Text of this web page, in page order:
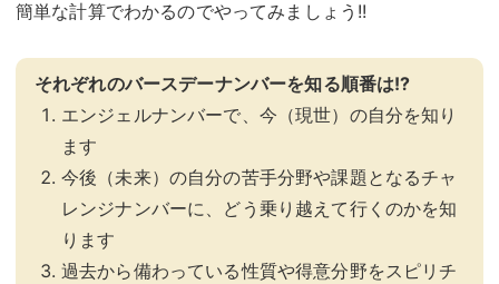
簡単な計算でわかるのでやってみましょう!!
それぞれのバースデーナンバーを知る順番は!?
エンジェルナンバーで、今（現世）の自分を知り
ます
今後（未来）の自分の苦手分野や課題となるチャ
レンジナンバーに、どう乗り越えて行くのかを知
ります
過去から備わっている性質や得意分野をスピリチ